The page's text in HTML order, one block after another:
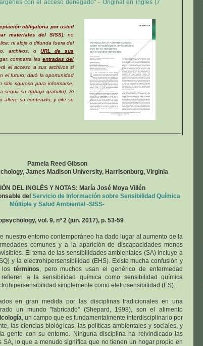
con el acceso denegado" - Original en inglés (7
obligatoria por usted
materiales del SISS):no
ni aloje o difunda fuera del
archivos, o URL de sus
comparta las entradas del
el acceso a sus archivos si
el futuro; dará la oportunidad
sitio riguroso para informarse;
seguir su trabajo gratuito). Si
altere su contenido, y cite su
Pamela Reed Gibson
James Madison University, Harrisonburg, Virginia
DEL INGLÉS Y NOTAS: María José Moya Villén
del Servicio de Información sobre Sensibilidad Química
Múltiple y Salud Ambiental -SISS-
vol. 9, nº 2 (jun. 2017), p. 53-59
nuestro entorno contemporáneo ha dado lugar al aumento de la
comunes y a la aparición de discapacidades menos
El tema de las sensibilidades ambientales (SA) incluye a
y la electrohipersensibilidad (EHS). Existe mucha confusión y
los términos, pero muchos usan el genérico de enfermedad
a la sensibilidad química como sensibilidad química
simplemente como eletrosensibilidad (ES).
en gran medida por las disciplinas tradicionales en una
un mundo "fabricado" (Shepard, 1998), son el alimento
, un campo que es fundamentalmente interdisciplinario por
las ciencias biológicas, las políticas ambientales y sociales, y
gente con su entorno. Ninguna disciplina ha reivindicado las
SA, lo que a menudo significa que no tienen un hogar propio en